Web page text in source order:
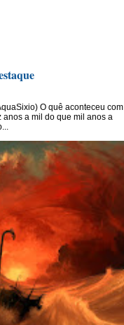
O quê aconteceu com
anos a mil do que mil anos a